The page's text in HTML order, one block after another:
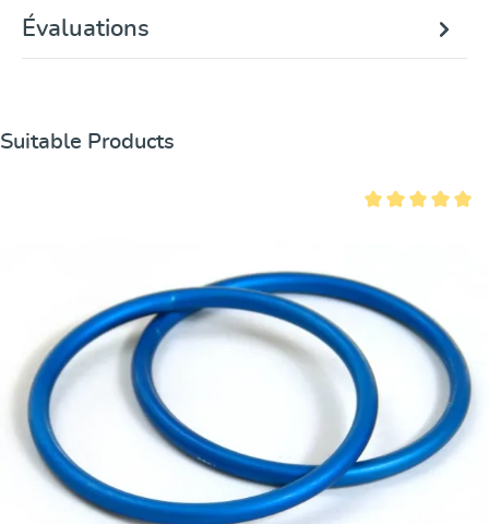
Évaluations
Ignorer la galerie de produits
Suitable Products